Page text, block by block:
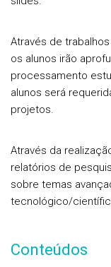
Através de
os alunos irão
processamento
alunos será
projetos.
Através da
relatórios de
sobre temas
tecnológico/
Conteúdos